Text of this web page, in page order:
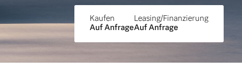
Kaufen
Auf Anfrage
Leasing/Finanzierung
Auf Anfrage